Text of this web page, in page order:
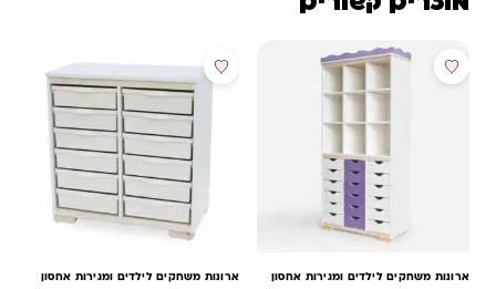
ארונות משחקים לילדים ומגירות אחסון
מבצע
ארונות משחקים לילדים ומגירות אחסון